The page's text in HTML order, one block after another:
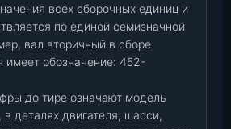
всех сборочных единиц и
по единой семизначной
вал вторичный в сборе
имеет обозначение: 452-
до тире означают модель
деталях двигателя, шасси,